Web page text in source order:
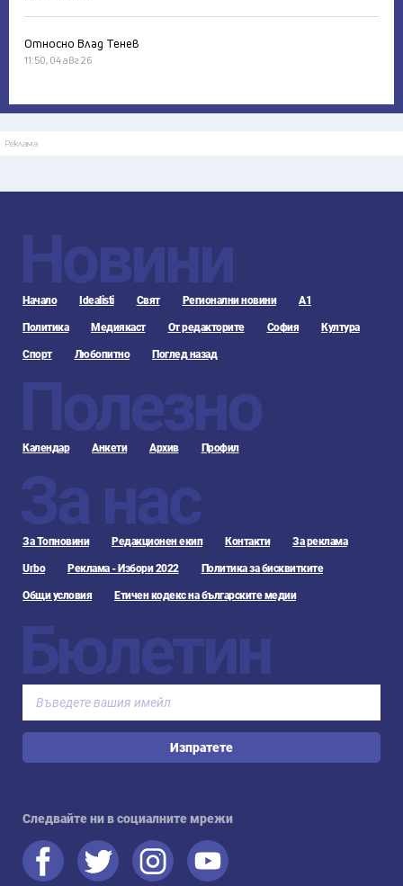
Относно Влад Тенев
11:50, 04 авг 26
Реклама
Новини
Начало Idealisti Свят Регионални новини А1
Политика Медиякаст От редакторите София Култура
Спорт Любопитно Поглед назад
Полезно
Календар Анкети Архив Профил
За нас
За Топновини Редакционен екип Контакти За реклама
Urbo Реклама - Избори 2022 Политика за бисквитките
Общи условия Етичен кодекс на българските медии
Бюлетин
Изпратете
Следвайте ни в социалните мрежи